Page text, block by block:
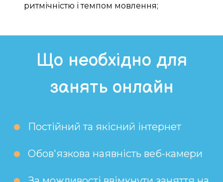
ритмічністю ітемпом мовлення;
Що необхідно для
занять онлайн
Постійний та якісний інтернет
Обов'язкова наявність веб-камери